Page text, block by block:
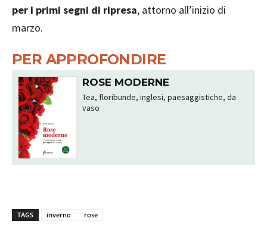
per i primi segni di ripresa, attorno all’inizio di
marzo.
PER APPROFONDIRE
ROSE MODERNE
Tea, floribunde, inglesi, paesaggistiche, da
vaso
TAGS inverno rose